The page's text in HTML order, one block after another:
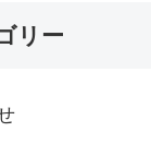
リー